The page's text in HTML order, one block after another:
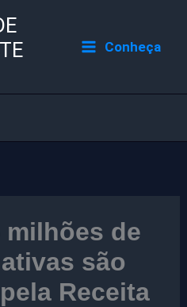
Conheça
milhões de
são
Receita